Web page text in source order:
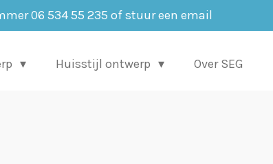
06 534 55 235 of stuur een email
Huisstijl ontwerp Over SEG